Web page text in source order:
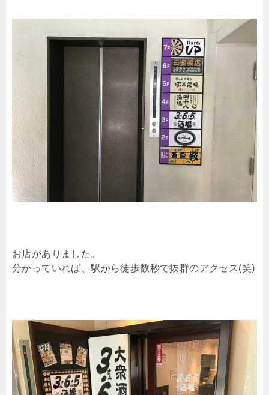
お店がありました。
分かっていれば、駅から徒歩数秒で抜群のアクセス(笑)